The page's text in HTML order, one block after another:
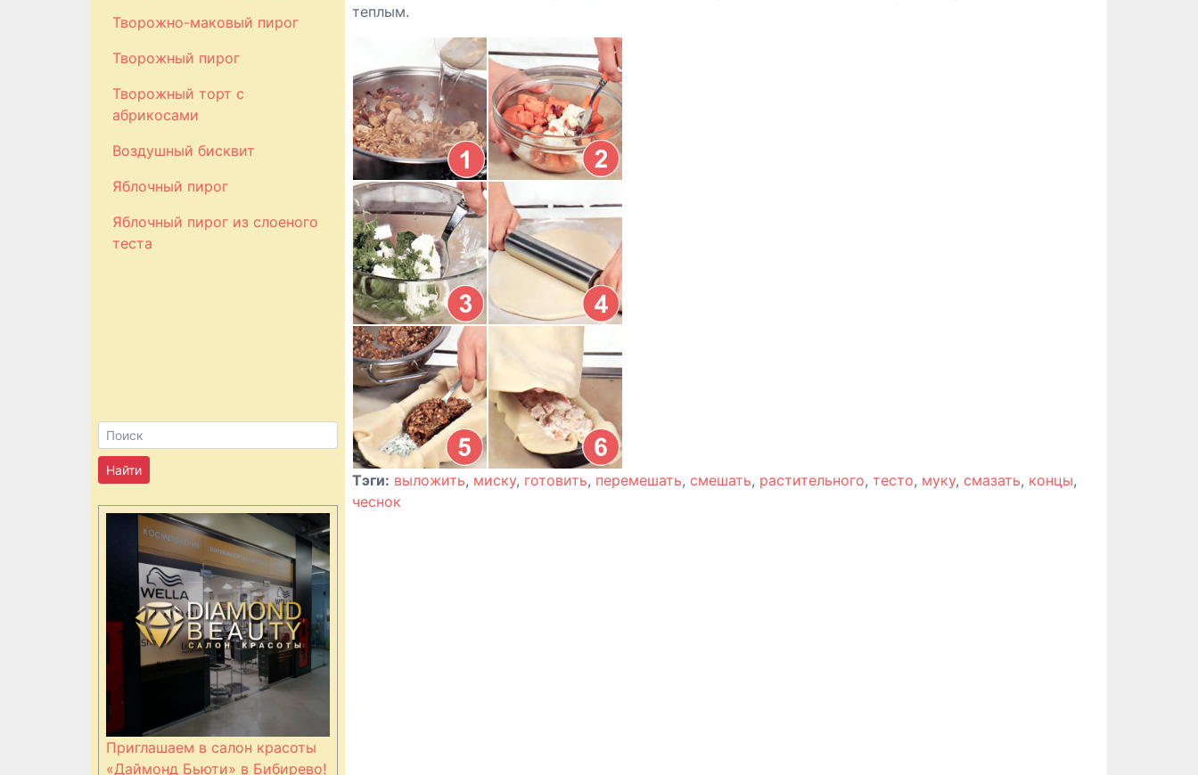
Творожно-маковый пирог
Творожный пирог
Творожный торт с
абрикосами
Воздушный бисквит
Яблочный пирог
Яблочный пирог из слоеного
теста
Приглашаем в салон красоты
«Даймонд Бьюти» в Бибирево!
теплым.
Тэги: выложить, миску, готовить, перемешать, смешать, растительного, тесто, муку, смазать, концы,
чеснок